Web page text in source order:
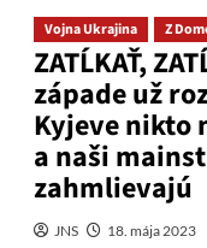
Vojna Ukrajina Z
ZATĹKAŤ,
západe už
Kyjeve nikto
a naši
zahmlievajú
JNS 18. mája 2023